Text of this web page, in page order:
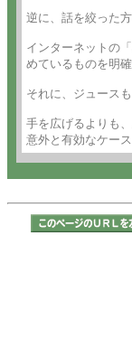
逆に、話を絞った
インターネットの
めているものを明
それに、ジュース
手を広げるよりも、
意外と有効なケー